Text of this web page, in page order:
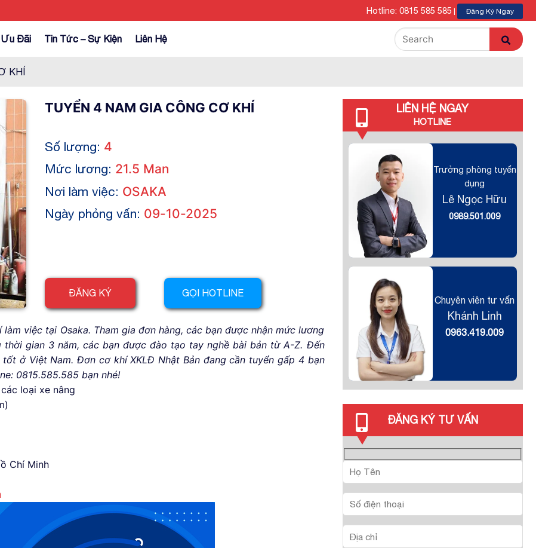
Hotline: 0815 585 585 Đăng Ký Ngay
Ưu Đãi Tin Tức – Sự Kiện Liên Hệ
KHÍ
TUYỂN 4 NAM GIA CÔNG CƠ KHÍ
Số lượng: 4
Mức lương: 21.5 Man
Nơi làm việc: OSAKA
Ngày phỏng vấn: 09-10-2025
ĐĂNG KÝ GỌI HOTLINE
việc tại Osaka. Tham gia đơn hàng, các bạn được nhận mức lương
gian 3 năm, các bạn được đào tạo tay nghề bài bản từ A-Z. Đến
ở Việt Nam. Đơn cơ khí XKLĐ Nhật Bản đang cần tuyển gấp 4 bạn
0815.585.585 bạn nhé!
loại xe nâng
Chí Minh
LIÊN HỆ NGAY
HOTLINE
Trưởng phòng tuyển
dụng
Lê Ngọc Hữu
0989.501.009
Chuyên viên tư vấn
Khánh Linh
0963.419.009
ĐĂNG KÝ TƯ VẤN